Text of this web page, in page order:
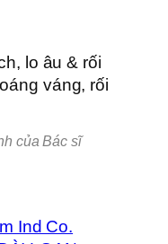
lo âu & rối
váng, rối
của Bác sĩ
Ind Co.